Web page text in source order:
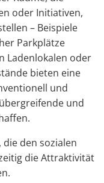
oder Initiativen,
– Beispiele
Parkplätze
Ladenlokalen oder
bieten eine
und
und
den sozialen
die Attraktivität